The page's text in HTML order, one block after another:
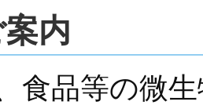
内
食品等の微